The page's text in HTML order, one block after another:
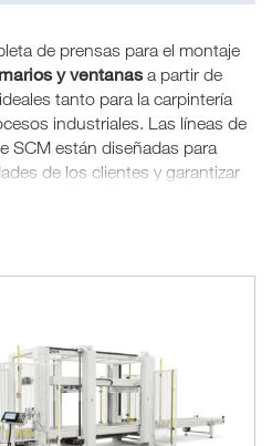
de prensas para el montaje
y ventanasa partir de
tanto para la carpintería
industriales. Las líneas de
SCM están diseñadas para
de los clientes y garantizar
al tiempo que maximizan la
las necesidades de